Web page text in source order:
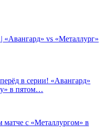
vs «Металлург»
в серии! «Авангард»
в пятом…
с «Металлургом» в